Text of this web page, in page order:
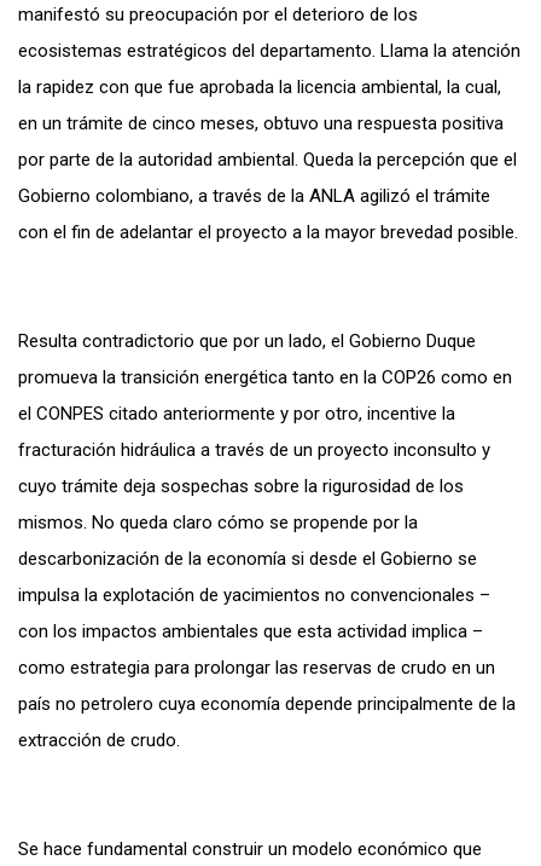
manifestó su preocupación por el deterioro de los
ecosistemas estratégicos del departamento. Llama la atención
la rapidez con que fue aprobada la licencia ambiental, la cual,
en un trámite de cinco meses, obtuvo una respuesta positiva
por parte de la autoridad ambiental. Queda la percepción que el
Gobierno colombiano, a través de la ANLA agilizó el trámite
con el fin de adelantar el proyecto a la mayor brevedad posible.
Resulta contradictorio que por un lado, el Gobierno Duque
promueva la transición energética tanto en la COP26 como en
el CONPES citado anteriormente y por otro, incentive la
fracturación hidráulica a través de un proyecto inconsulto y
cuyo trámite deja sospechas sobre la rigurosidad de los
mismos. No queda claro cómo se propende por la
descarbonización de la economía si desde el Gobierno se
impulsa la explotación de yacimientos no convencionales –
con los impactos ambientales que esta actividad implica –
como estrategia para prolongar las reservas de crudo en un
país no petrolero cuya economía depende principalmente de la
extracción de crudo.
Se hace fundamental construir un modelo económico que